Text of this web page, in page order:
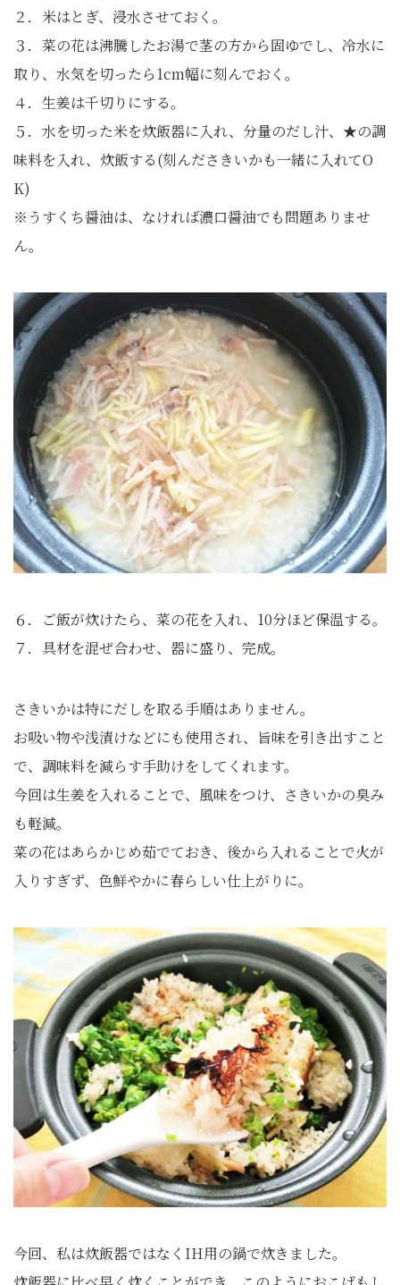
２．米はとぎ、浸水させておく。
３．菜の花は沸騰したお湯で茎の方から固ゆでし、冷水に
取り、水気を切ったら1cm幅に刻んでおく。
４．生姜は千切りにする。
５．水を切った米を炊飯器に入れ、分量のだし汁、★の調
味料を入れ、炊飯する(刻んださきいかも一緒に入れてO
K)
※うすくち醤油は、なければ濃口醤油でも問題ありませ
ん。
６．ご飯が炊けたら、菜の花を入れ、10分ほど保温する。
７．具材を混ぜ合わせ、器に盛り、完成。
さきいかは特にだしを取る手順はありません。
お吸い物や浅漬けなどにも使用され、旨味を引き出すこと
で、調味料を減らす手助けをしてくれます。
今回は生姜を入れることで、風味をつけ、さきいかの臭み
も軽減。
菜の花はあらかじめ茹でておき、後から入れることで火が
入りすぎず、色鮮やかに春らしい仕上がりに。
今回、私は炊飯器ではなくIH用の鍋で炊きました。